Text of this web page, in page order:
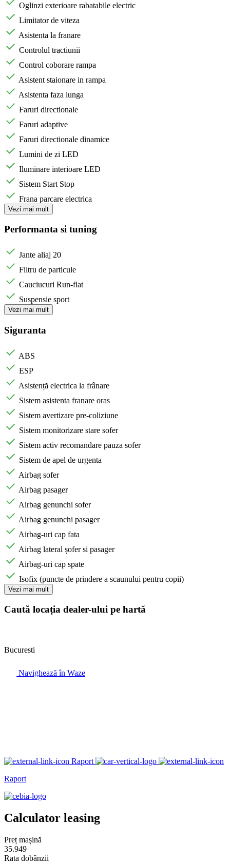
Oglinzi exterioare rabatabile electric
Limitator de viteza
Asistenta la franare
Controlul tractiunii
Control coborare rampa
Asistent staionare in rampa
Asistenta faza lunga
Faruri directionale
Faruri adaptive
Faruri directionale dinamice
Lumini de zi LED
Iluminare interioare LED
Sistem Start Stop
Frana parcare electrica
Vezi mai mult
Performanta si tuning
Jante aliaj 20
Filtru de particule
Cauciucuri Run-flat
Suspensie sport
Vezi mai mult
Siguranta
ABS
ESP
Asistență electrica la frânare
Sistem asistenta franare oras
Sistem avertizare pre-coliziune
Sistem monitorizare stare sofer
Sistem activ recomandare pauza sofer
Sistem de apel de urgenta
Airbag sofer
Airbag pasager
Airbag genunchi sofer
Airbag genunchi pasager
Airbag-uri cap fata
Airbag lateral șofer si pasager
Airbag-uri cap spate
Isofix (puncte de prindere a scaunului pentru copii)
Vezi mai mult
Caută locația dealer-ului pe hartă
Bucuresti
Navighează în Waze
Raport
Raport
Calculator leasing
Preț mașină
35.949
Rata dobânzii